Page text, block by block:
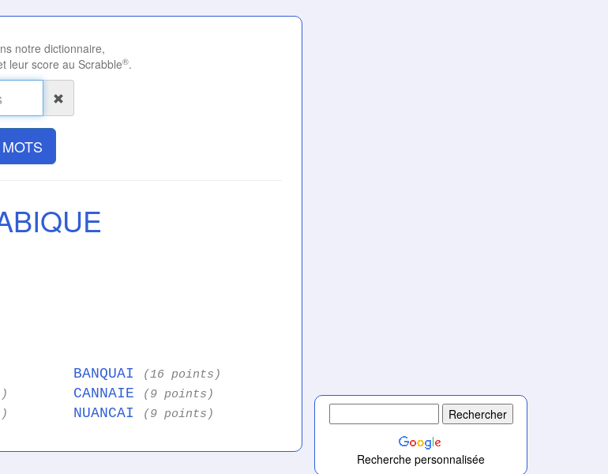
notre dictionnaire,
leur score au Scrabble®.
BANQUAI (16 points)
CANNAIE (9 points)
NUANCAI (9 points)
Recherche personnalisée